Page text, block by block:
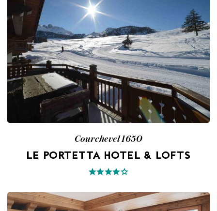
Courchevel 1650
LE PORTETTA HOTEL & LOFTS